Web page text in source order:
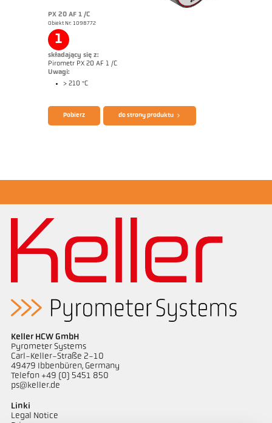
PX 20 AF 1 /C
Obiekt Nr: 1098772
1
składający się z:
Pirometr PX 20 AF 1 /C
Uwagi:
> 210 °C
Pobierz do strony produktu
Keller HCW GmbH
Pyrometer Systems
Carl-Keller-Straße 2-10
49479 Ibbenbüren, Germany
Telefon +49 (0) 5451 850
ps@keller.de
Linki
Legal Notice